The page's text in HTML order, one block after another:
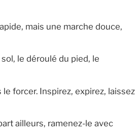
mais une marche douce,
le déroulé du pied, le
forcer. Inspirez, expirez, laissez
ailleurs, ramenez-le avec